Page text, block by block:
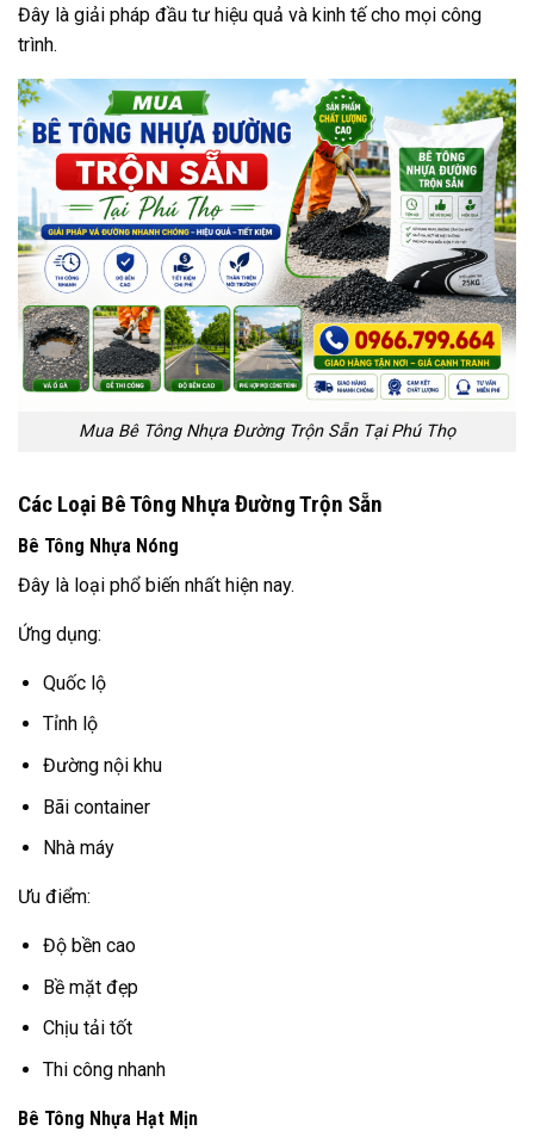
Đây là giải pháp đầu tư hiệu quả và kinh tế cho mọi công
trình.
Mua Bê Tông Nhựa Đường Trộn Sẵn Tại Phú Thọ
Các Loại Bê Tông Nhựa Đường Trộn Sẵn
Bê Tông Nhựa Nóng
Đây là loại phổ biến nhất hiện nay.
Ứng dụng:
Quốc lộ
Tỉnh lộ
Đường nội khu
Bãi container
Nhà máy
Ưu điểm:
Độ bền cao
Bề mặt đẹp
Chịu tải tốt
Thi công nhanh
Bê Tông Nhựa Hạt Mịn